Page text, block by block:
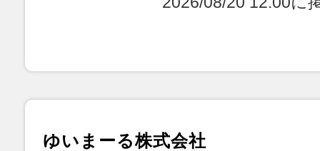
ゆいまーる株式会社